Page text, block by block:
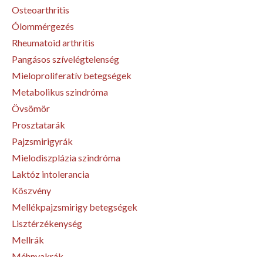
Osteoarthritis
Ólommérgezés
Rheumatoid arthritis
Pangásos szívelégtelenség
Mieloproliferatív betegségek
Metabolikus szindróma
Övsömör
Prosztatarák
Pajzsmirigyrák
Mielodiszplázia szindróma
Laktóz intolerancia
Köszvény
Mellékpajzsmirigy betegségek
Lisztérzékenység
Mellrák